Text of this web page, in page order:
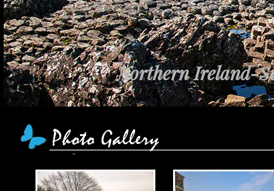
Northern Ireland-